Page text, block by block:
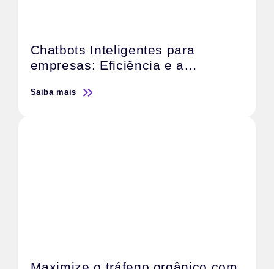
Chatbots Inteligentes para
empresas: Eficiência e a
Saiba mais